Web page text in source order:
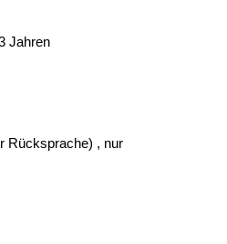
Jahren
Rücksprache) , nur